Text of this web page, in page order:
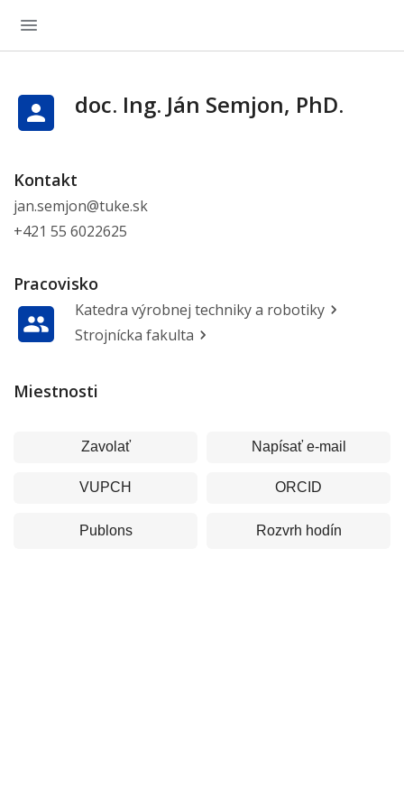
doc. Ing. Ján Semjon, PhD.
Kontakt
jan.semjon@tuke.sk
+421 55 6022625
Pracovisko
Katedra výrobnej techniky a robotiky
Strojnícka fakulta
Miestnosti
Zavolať Napísať e-mail
VUPCH ORCID
Publons Rozvrh hodín